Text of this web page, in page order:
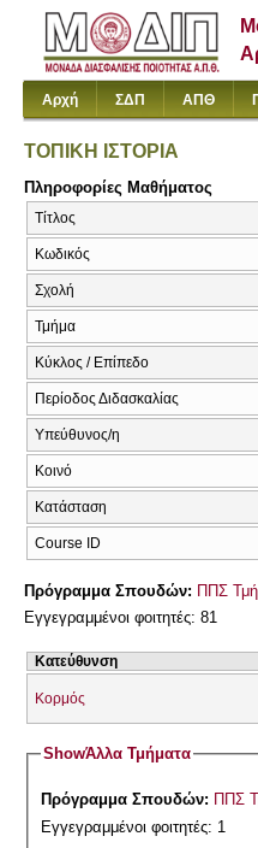
Αρχή ΣΔΠ ΑΠΘ
ΤΟΠΙΚΗ ΙΣΤΟΡΙΑ
Πληροφορίες Μαθήματος
Τίτλος
Κωδικός
Σχολή
Τμήμα
Κύκλος / Επίπεδο
Περίοδος Διδασκαλίας
Υπεύθυνος/η
Κοινό
Κατάσταση
Course ID
Πρόγραμμα Σπουδών: ΠΠΣ
Εγγεγραμμένοι φοιτητές: 81
Κατεύθυνση
Κορμός
ShowΆλλα Τμήματα
Πρόγραμμα Σπουδών: ΠΠΣ
Εγγεγραμμένοι φοιτητές: 1